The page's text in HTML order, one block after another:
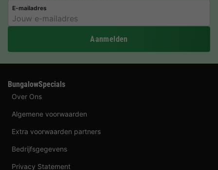
E-mailadres
Aanmelden
BungalowSpecials
Over Ons
Algemene voorwaarden
Extra voorwaarden partners
Bedrijfsgegevens
Privacy Statement